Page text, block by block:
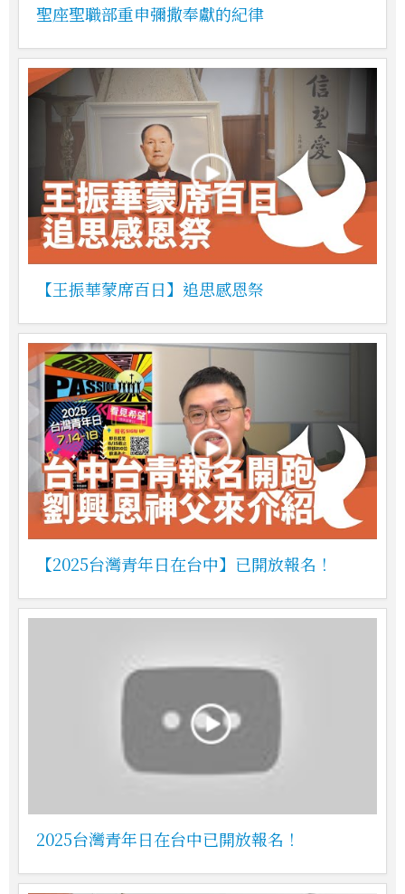
聖座聖職部重申彌撒奉獻的紀律
【王振華蒙席百日】追思感恩祭
【2025台灣青年日在台中】已開放報名！
2025台灣青年日在台中已開放報名！